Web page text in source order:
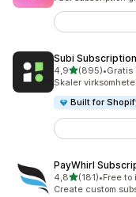
Subi
4,9av 5 stjerner
(895)
Totalt 895 omtaler
•Gratis
Skaler
Built for
PayWhirl
4,8av 5 stjerner
(181)
Totalt 181 omtaler
•Free to
Create custom